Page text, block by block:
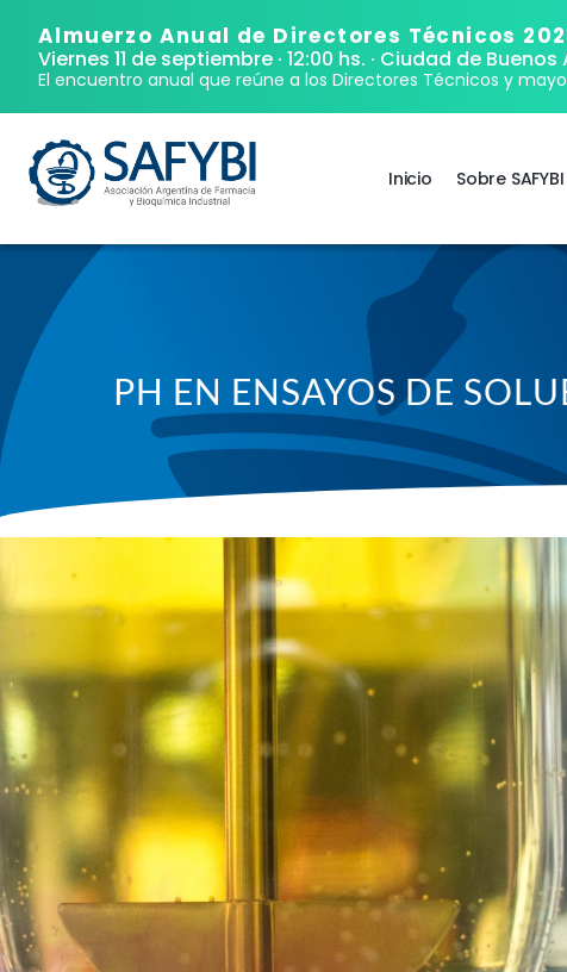
Almuerzo Anual de Directores Técnicos
Viernes 11 de septiembre · 12:00 hs. · Ciudad de Buenos
El encuentro anual que reúne a los Directores Técnicos y
Inicio Sobre SAFYBI
PH EN ENSAYOS DE